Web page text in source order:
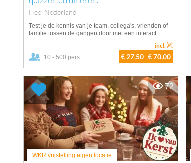
Heel Nederland
Test je de kennis van je team, collega's, vrienden of
familie tussen de gangen door met een interact...
10 - 500 pers. € 27,50 € 70,00
incl.
WKR vrijstelling eigen locatie
72